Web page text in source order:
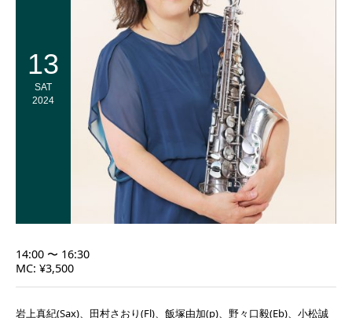
13
SAT
2024
14:00 〜 16:30
MC: ¥3,500
岩上真紀(Sax)、田村さおり(Fl)、飯塚由加(p)、野々口毅(Eb)、小松誠